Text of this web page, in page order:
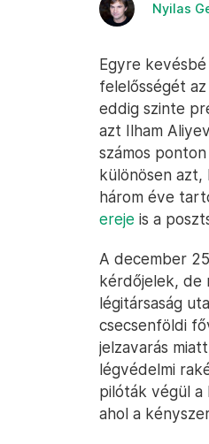
Nyilas
Egyre
felelősségét
eddig szinte
azt Ilham
számos
különösen
három éve
ereje is a
A december
kérdőjelek, de
légitársaság
csecsenföldi
jelzavarás
légvédelmi
pilóták végül
ahol a